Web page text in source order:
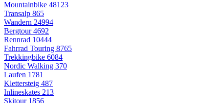
Mountainbike 48123
Transalp 865
Wandern 24994
Bergtour4692
Rennrad 10444
Fahrrad Touring 8765
Trekkingbike 6084
Nordic Walking 370
Laufen 1781
Klettersteig 487
Inlineskates 213
Skitour 1856